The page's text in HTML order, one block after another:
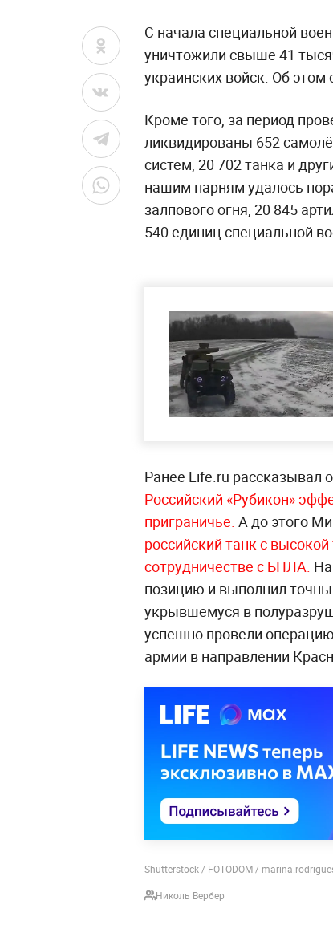
С начала специальной
уничтожили свыше 41
украинских войск. Об
Кроме того, за период
ликвидированы 652
систем, 20 702 танка и
нашим парням удалось
залпового огня, 20 845
540 единиц специальной
Ранее Life.ru рассказывал
Российский «Рубикон»
приграничье. А до этого
российский танк с
сотрудничестве с БПЛА.
позицию и выполнил
укрывшемуся в
успешно провели
армии в направлении
Shutterstock / FOTODOM /
Николь Вербер